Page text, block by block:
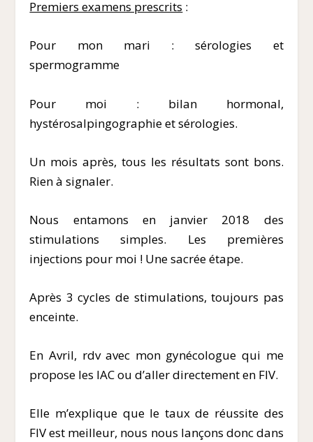
Premiers examens prescrits :
Pour mon mari : sérologies et
spermogramme
Pour moi : bilan hormonal,
hystérosalpingographie et sérologies.
Un mois après, tous les résultats sont bons.
Rien à signaler.
Nous entamons en janvier 2018 des
stimulations simples. Les premières
injections pour moi ! Une sacrée étape.
Après 3 cycles de stimulations, toujours pas
enceinte.
En Avril, rdv avec mon gynécologue qui me
propose les IAC ou d’aller directement en FIV.
Elle m’explique que le taux de réussite des
FIV est meilleur, nous nous lançons donc dans